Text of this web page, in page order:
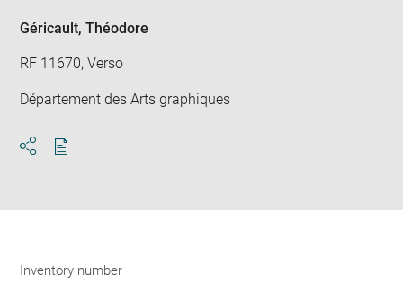
Géricault, Théodore
RF 11670, Verso
Département des Arts graphiques
Inventory number